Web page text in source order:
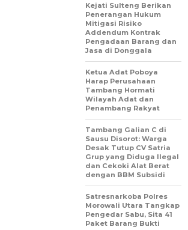
Kejati Sulteng Berikan
Penerangan Hukum
Mitigasi Risiko
Addendum Kontrak
Pengadaan Barang dan
Jasa di Donggala
Ketua Adat Poboya
Harap Perusahaan
Tambang Hormati
Wilayah Adat dan
Penambang Rakyat
Tambang Galian C di
Sausu Disorot: Warga
Desak Tutup CV Satria
Grup yang Diduga Ilegal
dan Cekoki Alat Berat
dengan BBM Subsidi
Satresnarkoba Polres
Morowali Utara Tangkap
Pengedar Sabu, Sita 41
Paket Barang Bukti